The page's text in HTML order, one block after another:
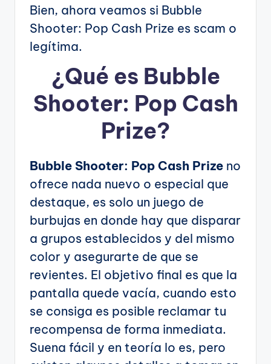
Bien, ahora veamos si Bubble
Shooter: Pop Cash Prize es scam o
legítima.
¿Qué es Bubble
Shooter: Pop Cash
Prize?
Bubble Shooter: Pop Cash Prize no
ofrece nada nuevo o especial que
destaque, es solo un juego de
burbujas en donde hay que disparar
a grupos establecidos y del mismo
color y asegurarte de que se
revientes. El objetivo final es que la
pantalla quede vacía, cuando esto
se consiga es posible reclamar tu
recompensa de forma inmediata.
Suena fácil y en teoría lo es, pero